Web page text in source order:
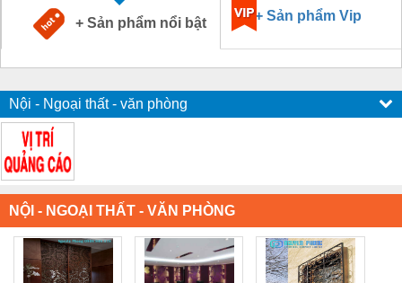
+ Sản phẩm nổi bật + Sản phẩm Vip
Nội - Ngoại thất - văn phòng
NỘI - NGOẠI THẤT - VĂN PHÒNG